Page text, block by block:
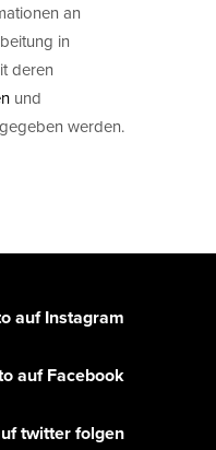
an
in
deren
und
werden.
auf Instagram
auf Facebook
twitter folgen